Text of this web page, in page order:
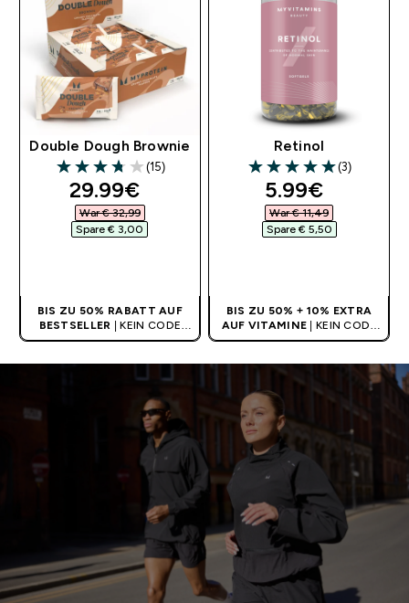
Double Dough Brownie
3.73 out of 5 stars
(15)
discounted price
29.99€‎
War € 32,99‎
Spare € 3,00‎
BIS ZU 50% RABATT AUF
BESTSELLER
| KEIN CODE
BENÖTIGT
Retinol
5 out of 5 stars
(3)
discounted
5.99€‎
War € 11,49‎
Spare € 5,50‎
BIS ZU 50% + 10% EXTRA
AUF VITAMINE
| KEIN CODE
BENÖTIGT